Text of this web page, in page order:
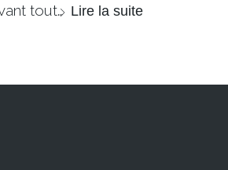
tout… Lire la suite